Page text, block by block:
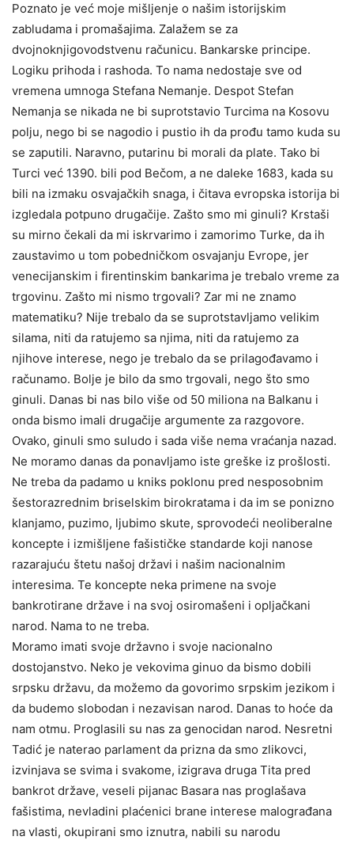
Poznato je već moje mišljenje o našim istorijskim
zabludama i promašajima. Zalažem se za
dvojnoknjigovodstvenu računicu. Bankarske principe.
Logiku prihoda i rashoda. To nama nedostaje sve od
vremena umnoga Stefana Nemanje. Despot Stefan
Nemanja se nikada ne bi suprotstavio Turcima na Kosovu
polju, nego bi se nagodio i pustio ih da prođu tamo kuda su
se zaputili. Naravno, putarinu bi morali da plate. Tako bi
Turci već 1390. bili pod Bečom, a ne daleke 1683, kada su
bili na izmaku osvajačkih snaga, i čitava evropska istorija bi
izgledala potpuno drugačije. Zašto smo mi ginuli? Krstaši
su mirno čekali da mi iskrvarimo i zamorimo Turke, da ih
zaustavimo u tom pobedničkom osvajanju Evrope, jer
venecijanskim i firentinskim bankarima je trebalo vreme za
trgovinu. Zašto mi nismo trgovali? Zar mi ne znamo
matematiku? Nije trebalo da se suprotstavljamo velikim
silama, niti da ratujemo sa njima, niti da ratujemo za
njihove interese, nego je trebalo da se prilagođavamo i
računamo. Bolje je bilo da smo trgovali, nego što smo
ginuli. Danas bi nas bilo više od 50 miliona na Balkanu i
onda bismo imali drugačije argumente za razgovore.
Ovako, ginuli smo suludo i sada više nema vraćanja nazad.
Ne moramo danas da ponavljamo iste greške iz prošlosti.
Ne treba da padamo u kniks poklonu pred nesposobnim
šestorazrednim briselskim birokratama i da im se ponizno
klanjamo, puzimo, ljubimo skute, sprovodeći neoliberalne
koncepte i izmišljene fašističke standarde koji nanose
razarajuću štetu našoj državi i našim nacionalnim
interesima. Te koncepte neka primene na svoje
bankrotirane države i na svoj osiromašeni i opljačkani
narod. Nama to ne treba.
Moramo imati svoje državno i svoje nacionalno
dostojanstvo. Neko je vekovima ginuo da bismo dobili
srpsku državu, da možemo da govorimo srpskim jezikom i
da budemo slobodan i nezavisan narod. Danas to hoće da
nam otmu. Proglasili su nas za genocidan narod. Nesretni
Tadić je naterao parlament da prizna da smo zlikovci,
izvinjava se svima i svakome, izigrava druga Tita pred
bankrot države, veseli pijanac Basara nas proglašava
fašistima, nevladini plaćenici brane interese malograđana
na vlasti, okupirani smo iznutra, nabili su narodu